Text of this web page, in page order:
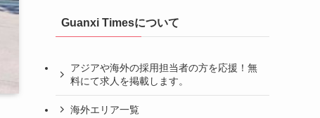
Guanxi Timesについて
アジアや海外の採用担当者の方を応援！無
料にて求人を掲載します。
海外エリア一覧